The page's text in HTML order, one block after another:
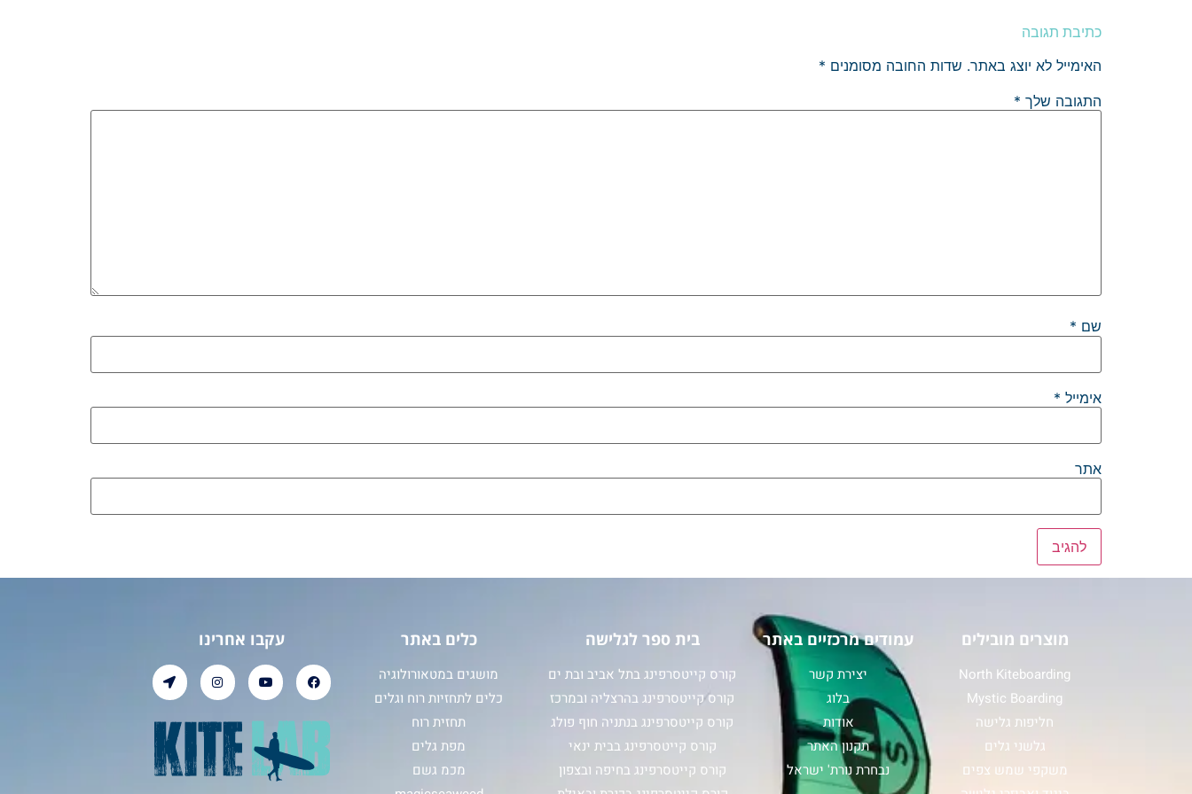
כתיבת תגובה
האימייל לא יוצג באתר. שדות החובה מסומנים *
התגובה שלך *
שם *
אימייל *
אתר
מוצרים מובילים
North Kiteboarding
Mystic Boarding
חליפות גלישה
גלשני גלים
משקפי שמש צפים
עמודים מרכזיים באתר
יצירת קשר
בלוג
אודות
תקנון האתר
נבחרת נורת' ישראל
בית ספר לגלישה
קורס קייטסרפינג בתל אביב ובת ים
קורס קייטסרפינג בהרצליה ובמרכז
קורס קייטסרפינג בנתניה חוף פולג
קורס קייטסרפינג בבית ינאי
קורס קייטסרפינג בחיפה ובצפון
כלים באתר
מושגים במטאורולוגיה
כלים לתחזיות רוח וגלים
תחזית רוח
מפת גלים
מכמ גשם
עקבו אחרינו